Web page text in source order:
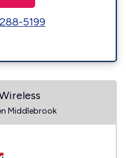
5199
Middlebrook